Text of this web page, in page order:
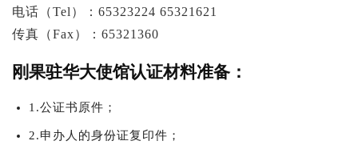
出生证明 ≠ 出生公证书：一本正经聊聊你可能忽略的
@老陈有话说
电话（Tel）：65323224 65321621
传真（Fax）：65321360
刚果驻华大使馆认证材料准备：
1.公证书原件；
2.申办人的身份证复印件；